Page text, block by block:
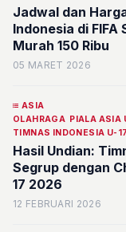
Jadwal dan
Indonesia di
Murah 150 Ribu
05 MARET 2026
ASIA
OLAHRAGA PIALA ASIA
TIMNAS INDONESIA U-17
Hasil Undian:
Segrup dengan
17 2026
12 FEBRUARI 2026